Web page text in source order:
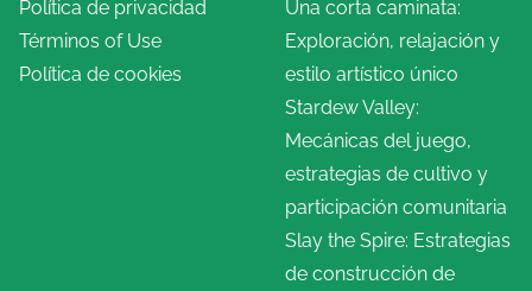
Política de privacidad
Términos of Use
Política de cookies
Una corta caminata:
Exploración, relajación y
estilo artístico único
Stardew Valley:
Mecánicas del juego,
estrategias de cultivo y
participación comunitaria
Slay the Spire: Estrategias
de construcción de